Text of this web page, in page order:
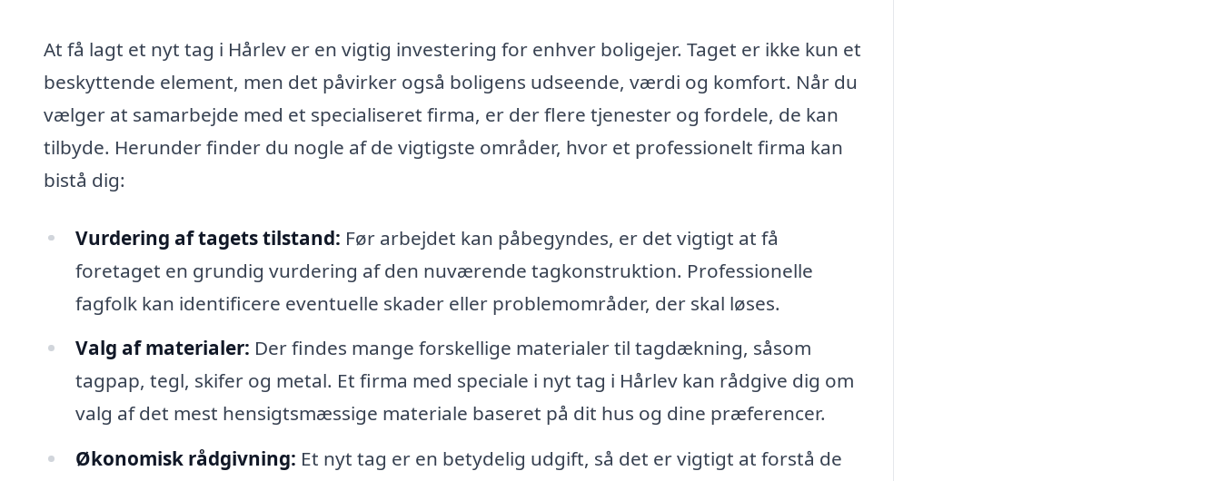
At få lagt et nyt tag i Hårlev er en vigtig investering for enhver boligejer. Taget er ikke kun et
beskyttende element, men det påvirker også boligens udseende, værdi og komfort. Når du
vælger at samarbejde med et specialiseret firma, er der flere tjenester og fordele, de kan
tilbyde. Herunder finder du nogle af de vigtigste områder, hvor et professionelt firma kan
bistå dig:
Vurdering af tagets tilstand: Før arbejdet kan påbegyndes, er det vigtigt at få
foretaget en grundig vurdering af den nuværende tagkonstruktion. Professionelle
fagfolk kan identificere eventuelle skader eller problemområder, der skal løses.
Valg af materialer: Der findes mange forskellige materialer til tagdækning, såsom
tagpap, tegl, skifer og metal. Et firma med speciale i nyt tag i Hårlev kan rådgive dig om
valg af det mest hensigtsmæssige materiale baseret på dit hus og dine præferencer.
Økonomisk rådgivning: Et nyt tag er en betydelig udgift, så det er vigtigt at forstå de